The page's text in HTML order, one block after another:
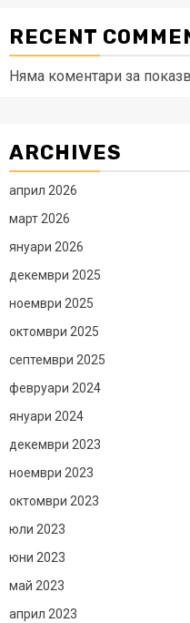
RECENT
Няма коментари за
ARCHIVES
април 2026
март 2026
януари 2026
декември 2025
ноември 2025
октомври 2025
септември 2025
февруари 2024
януари 2024
декември 2023
ноември 2023
октомври 2023
юли 2023
юни 2023
май 2023
април 2023